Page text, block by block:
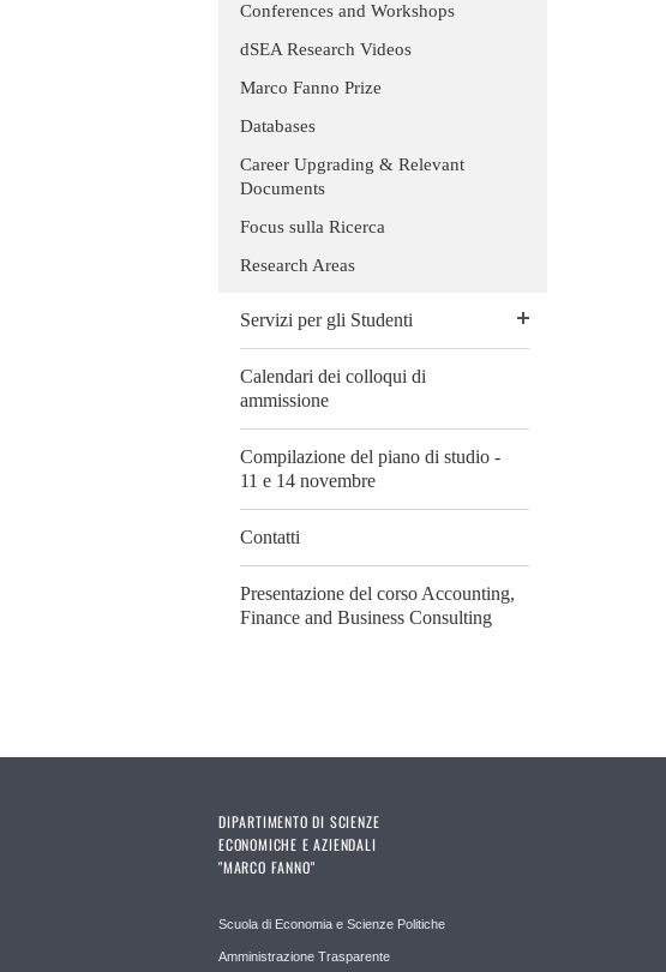
Conferences and Workshops
dSEA Research Videos
Marco Fanno Prize
Databases
Career Upgrading & Relevant
Documents
Focus sulla Ricerca
Research Areas
Servizi per gli Studenti
Calendari dei colloqui di
ammissione
Compilazione del piano di studio -
11 e 14 novembre
Contatti
Presentazione del corso Accounting,
Finance and Business Consulting
DIPARTIMENTO DI SCIENZE
ECONOMICHE E AZIENDALI
"MARCO FANNO"
Scuola di Economia e Scienze Politiche
Amministrazione Trasparente